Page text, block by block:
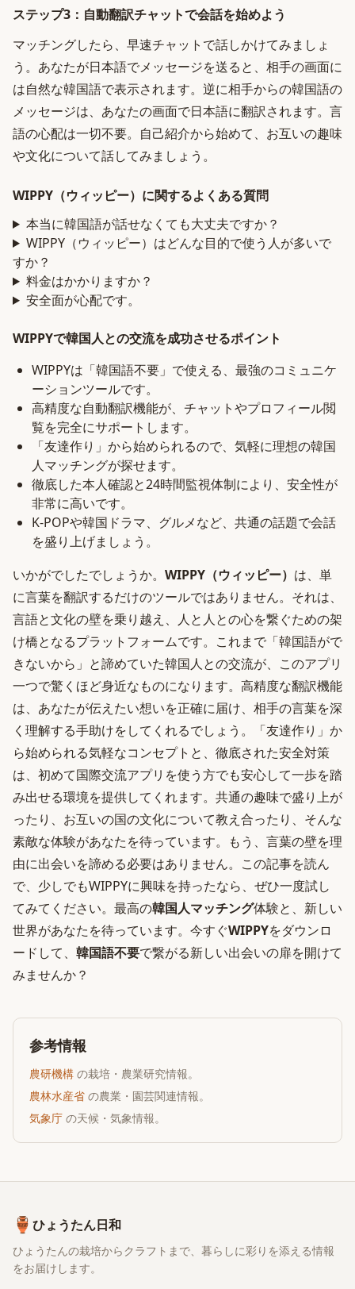
ステップ3：自動翻訳チャットで会話を始めよう
マッチングしたら、早速チャットで話しかけてみましょ
う。あなたが日本語でメッセージを送ると、相手の画面に
は自然な韓国語で表示されます。逆に相手からの韓国語の
メッセージは、あなたの画面で日本語に翻訳されます。言
語の心配は一切不要。自己紹介から始めて、お互いの趣味
や文化について話してみましょう。
WIPPY（ウィッピー）に関するよくある質問
本当に韓国語が話せなくても大丈夫ですか？
WIPPY（ウィッピー）はどんな目的で使う人が多いで
すか？
料金はかかりますか？
安全面が心配です。
WIPPYで韓国人との交流を成功させるポイント
WIPPYは「韓国語不要」で使える、最強のコミュニケ
ーションツールです。
高精度な自動翻訳機能が、チャットやプロフィール閲
覧を完全にサポートします。
「友達作り」から始められるので、気軽に理想の韓国
人マッチングが探せます。
徹底した本人確認と24時間監視体制により、安全性が
非常に高いです。
K-POPや韓国ドラマ、グルメなど、共通の話題で会話
を盛り上げましょう。
いかがでしたでしょうか。 WIPPY（ウィッピー） は、単
に言葉を翻訳するだけのツールではありません。それは、
言語と文化の壁を乗り越え、人と人との心を繋ぐための架
け橋となるプラットフォームです。これまで「韓国語がで
きないから」と諦めていた韓国人との交流が、このアプリ
一つで驚くほど身近なものになります。高精度な翻訳機能
は、あなたが伝えたい想いを正確に届け、相手の言葉を深
く理解する手助けをしてくれるでしょう。「友達作り」か
ら始められる気軽なコンセプトと、徹底された安全対策
は、初めて国際交流アプリを使う方でも安心して一歩を踏
み出せる環境を提供してくれます。共通の趣味で盛り上が
ったり、お互いの国の文化について教え合ったり、そんな
素敵な体験があなたを待っています。もう、言葉の壁を理
由に出会いを諦める必要はありません。この記事を読ん
で、少しでもWIPPYに興味を持ったなら、ぜひ一度試し
てみてください。最高の韓国人マッチング体験と、新しい
世界があなたを待っています。今すぐWIPPYをダウンロ
ードして、 韓国語不要で繋がる新しい出会いの扉を開けて
みませんか？
参考情報
農研機構 の栽培・農業研究情報。
農林水産省 の農業・園芸関連情報。
気象庁 の天候・気象情報。
🏺 ひょうたん日和
ひょうたんの栽培からクラフトまで、暮らしに彩りを添える情報
をお届けします。